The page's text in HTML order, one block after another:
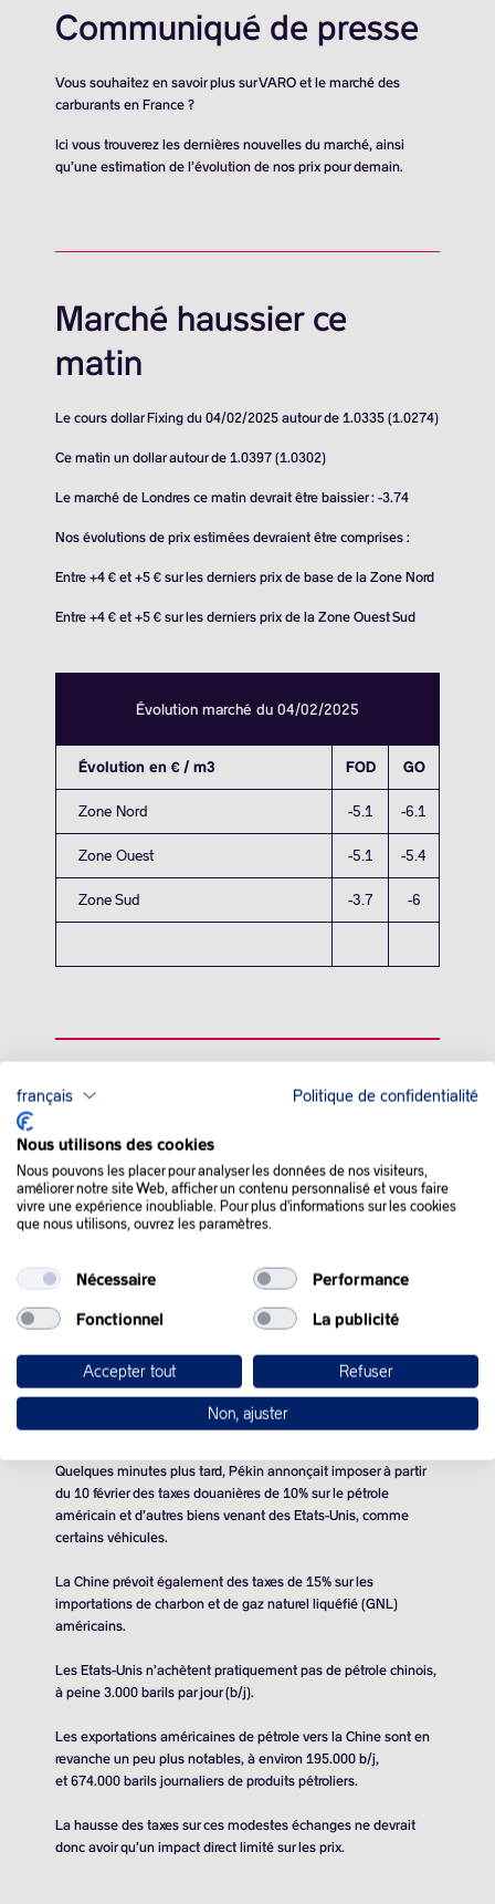
Communiqué de presse
Vous souhaitez en savoir plus sur VARO et le marché des
carburants en France ?
Ici vous trouverez les dernières nouvelles du marché, ainsi
qu’une estimation de l’évolution de nos prix pour demain.
Marché haussier ce
matin
Le cours dollar Fixing du 04/02/2025 autour de 1.0335 (1.0274)
Ce matin un dollar autour de 1.0397 (1.0302)
Le marché de Londres ce matin devrait être baissier : -3.74
Nos évolutions de prix estimées devraient être comprises :
Entre +4 € et +5 € sur les derniers prix de base de la Zone Nord
Entre +4 € et +5 € sur les derniers prix de la Zone Ouest Sud
Évolution marché du 04/02/2025
Évolution en € / m3 FOD GO
Zone Nord -5.1 -6.1
Zone Ouest -5.1 -5.4
Zone Sud -3.7 -6
QUE SE PASSE-T-IL
DANS LE MONDE :
Les cours du pétrole ont terminé en ordre dispersé mardi, à la
fois plombés par la guerre commerciale entre la Chine et les
fermes de l’administration américaine envers l’Iran.
L’or noir est affecté mardi par les droits de douane imposés par
Etats-Unis en guise de représailles.
Les Etats-Unis ont augmenté mardi de 10% leurs droits de
douane sur l’ensemble des produits importés de Chine.
Quelques minutes plus tard, Pékin annonçait imposer à partir
du 10 février des taxes douanières de 10% sur le pétrole
américain et d’autres biens venant des Etats-Unis, comme
certains véhicules.
La Chine prévoit également des taxes de 15% sur les
importations de charbon et de gaz naturel liquéfié (GNL)
américains.
Les Etats-Unis n’achètent pratiquement pas de pétrole chinois,
à peine 3.000 barils par jour (b/j).
Les exportations américaines de pétrole vers la Chine sont en
revanche un peu plus notables, à environ 195.000 b/j,
et 674.000 barils journaliers de produits pétroliers.
La hausse des taxes sur ces modestes échanges ne devrait
donc avoir qu’un impact direct limité sur les prix.
français Politique de confidentialité
Nous utilisons des cookies
Nous pouvons les placer pour analyser les données de nos visiteurs,
améliorer notre site Web, afficher un contenu personnalisé et vous faire
vivre une expérience inoubliable. Pour plus d'informations sur les cookies
que nous utilisons, ouvrez les paramètres.
Nécessaire Performance
Fonctionnel La publicité
Accepter tout Refuser
Non, ajuster